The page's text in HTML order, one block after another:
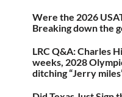
Were the 2026
Breaking down the
LRC Q&A: Charles
weeks, 2028
ditching “Jerry